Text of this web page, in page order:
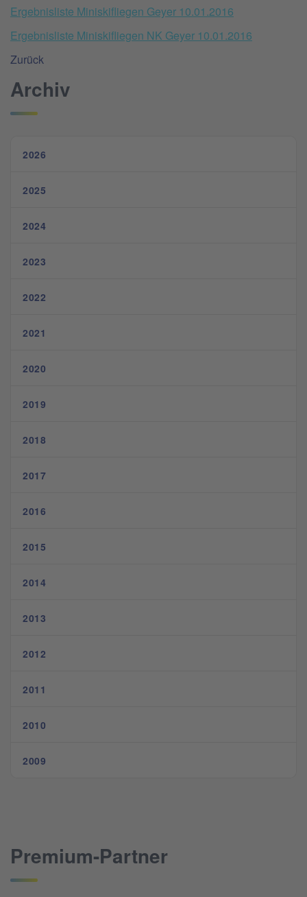
Ergebnisliste Miniskifliegen Geyer 10.01.2016
Ergebnisliste Miniskifliegen NK Geyer 10.01.2016
Zurück
Archiv
2026
2025
2024
2023
2022
2021
2020
2019
2018
2017
2016
2015
2014
2013
2012
2011
2010
2009
Premium-Partner